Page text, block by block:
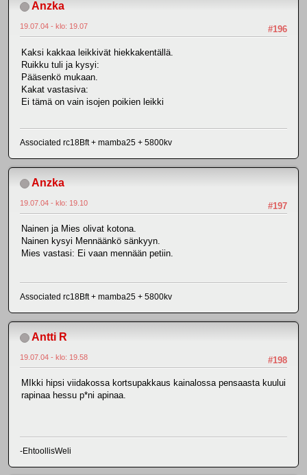
Anzka
#196
19.07.04 - klo: 19.07
Kaksi kakkaa leikkivät hiekkakentällä.
Ruikku tuli ja kysyi:
Pääsenkö mukaan.
Kakat vastasiva:
Ei tämä on vain isojen poikien leikki
Associated rc18Bft + mamba25 + 5800kv
Anzka
#197
19.07.04 - klo: 19.10
Nainen ja Mies olivat kotona.
Nainen kysyi Mennäänkö sänkyyn.
Mies vastasi: Ei vaan mennään petiin.
Associated rc18Bft + mamba25 + 5800kv
Antti R
#198
19.07.04 - klo: 19.58
MIkki hipsi viidakossa kortsupakkaus kainalossa pensaasta kuului
rapinaa hessu p*ni apinaa.
-EhtoollisWeli